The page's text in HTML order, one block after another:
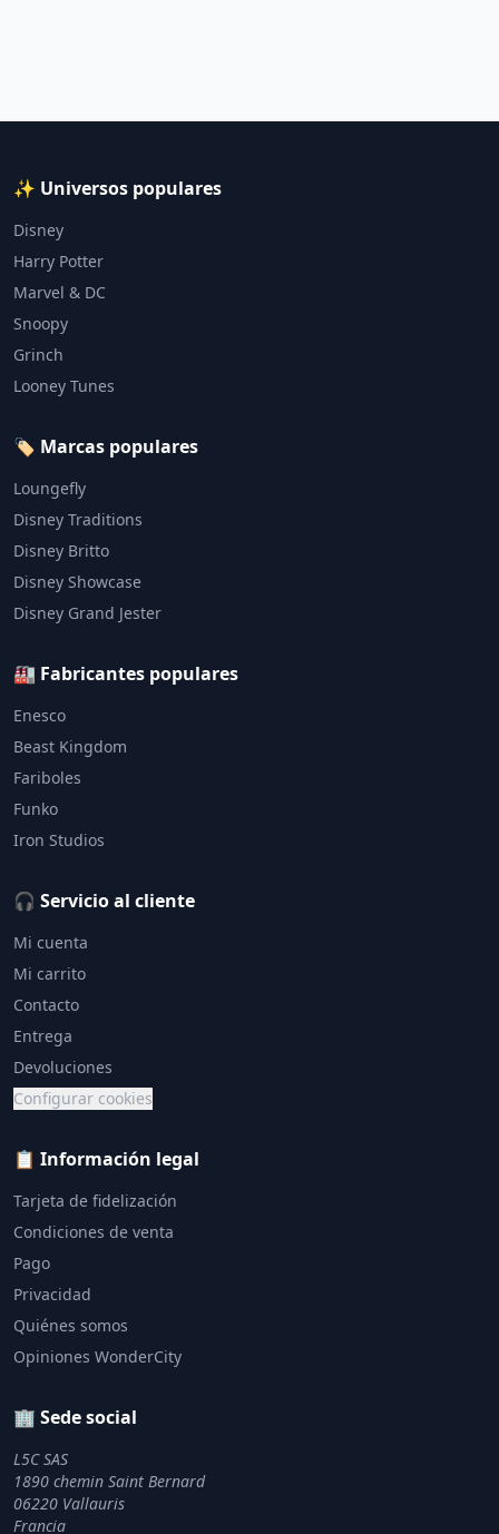
✨ Universos populares
Disney
Harry Potter
Marvel & DC
Snoopy
Grinch
Looney Tunes
🏷️ Marcas populares
Loungefly
Disney Traditions
Disney Britto
Disney Showcase
Disney Grand Jester
🏭 Fabricantes populares
Enesco
Beast Kingdom
Fariboles
Funko
Iron Studios
🎧 Servicio al cliente
Mi cuenta
Mi carrito
Contacto
Entrega
Devoluciones
Configurar cookies
📋 Información legal
Tarjeta de fidelización
Condiciones de venta
Pago
Privacidad
Quiénes somos
Opiniones WonderCity
🏢 Sede social
L5C SAS
1890 chemin Saint Bernard
06220 Vallauris
Francia